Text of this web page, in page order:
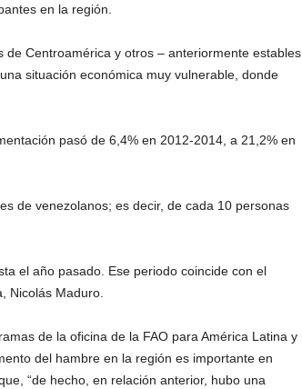
en la región.
Centroamérica y otros – anteriormente estables
situación económica muy vulnerable, donde
pasó de 6,4% en 2012-2014, a 21,2% en
de venezolanos; es decir, de cada 10 personas
el año pasado. Ese periodo coincide con el
Nicolás Maduro.
de la oficina de la FAO para América Latina y
del hambre en la región es importante en
“de hecho, en relación anterior, hubo una